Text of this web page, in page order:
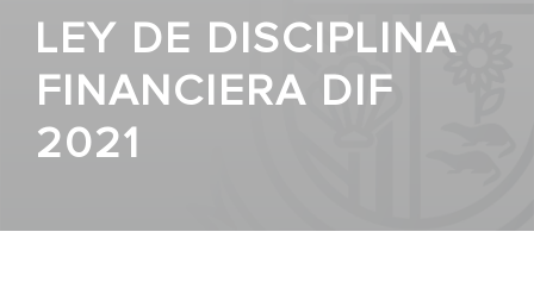
LEY DE DISCIPLINA
FINANCIERA DIF
2021